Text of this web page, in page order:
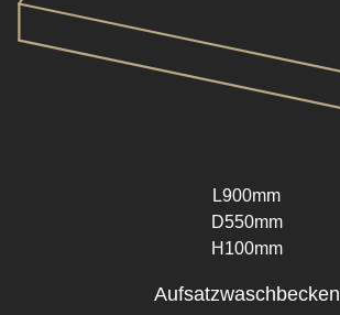
L900mm
D550mm
H100mm
Aufsatzwaschbecken